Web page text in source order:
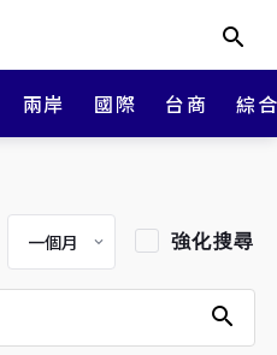
兩岸 國際 台商 綜
強化搜尋